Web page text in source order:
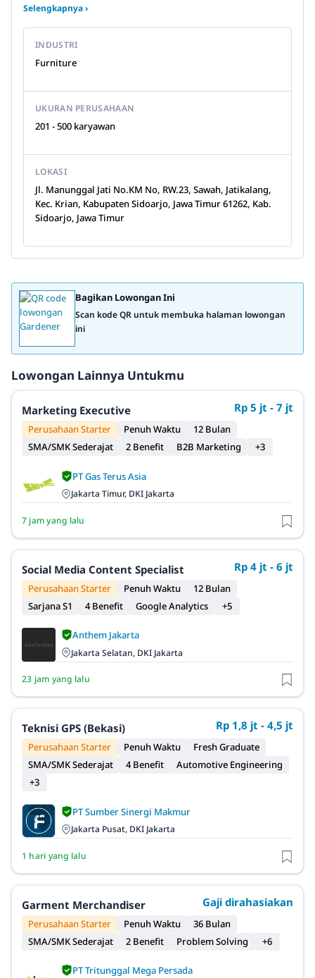
Selengkapnya ›
INDUSTRI
Furniture
UKURAN PERUSAHAAN
201 - 500 karyawan
LOKASI
Jl. Manunggal Jati No.KM No, RW.23, Sawah, Jatikalang,
Kec. Krian, Kabupaten Sidoarjo, Jawa Timur 61262, Kab.
Sidoarjo, Jawa Timur
Bagikan Lowongan Ini
Scan kode QR untuk membuka halaman lowongan
ini
Lowongan Lainnya Untukmu
Marketing Executive Rp 5 jt - 7 jt
Perusahaan Starter Penuh Waktu
12 Bulan
SMA/SMK Sederajat
2 Benefit B2B Marketing +3
PT Gas Terus Asia
Jakarta Timur, DKI Jakarta
7 jam yang lalu
Social Media Content Specialist Rp 4 jt - 6 jt
Perusahaan Starter Penuh Waktu
12 Bulan
Sarjana S1
4 Benefit Google Analytics +5
Anthem Jakarta
Jakarta Selatan, DKI Jakarta
23 jam yang lalu
Teknisi GPS (Bekasi) Rp 1,8 jt - 4,5 jt
Perusahaan Starter Penuh Waktu
Fresh Graduate
SMA/SMK Sederajat
4 Benefit
Automotive Engineering
+3
PT Sumber Sinergi Makmur
Jakarta Pusat, DKI Jakarta
1 hari yang lalu
Garment Merchandiser Gaji dirahasiakan
Perusahaan Starter Penuh Waktu
36 Bulan
SMA/SMK Sederajat
2 Benefit Problem Solving +6
PT Tritunggal Mega Persada